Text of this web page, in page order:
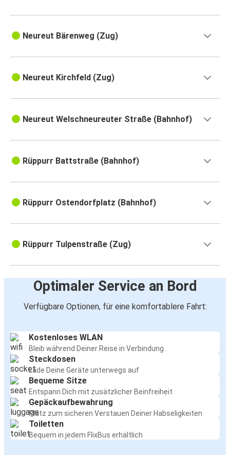
Neureut Bärenweg (Zug)
Neureut Kirchfeld (Zug)
Neureut Welschneureuter Straße (Bahnhof)
Rüppurr Battstraße (Bahnhof)
Rüppurr Ostendorfplatz (Bahnhof)
Rüppurr Tulpenstraße (Zug)
Optimaler Service an Bord
Verfügbare Optionen, für eine komfortablere Fahrt:
Kostenloses WLAN
Bleib während Deiner Reise in Verbindung
Steckdosen
Lade Deine Geräte unterwegs auf
Bequeme Sitze
Entspann Dich mit zusätzlicher Beinfreiheit
Gepäckaufbewahrung
Platz zum sicheren Verstauen Deiner Habseligkeiten
Toiletten
Bequem in jedem FlixBus erhältlich